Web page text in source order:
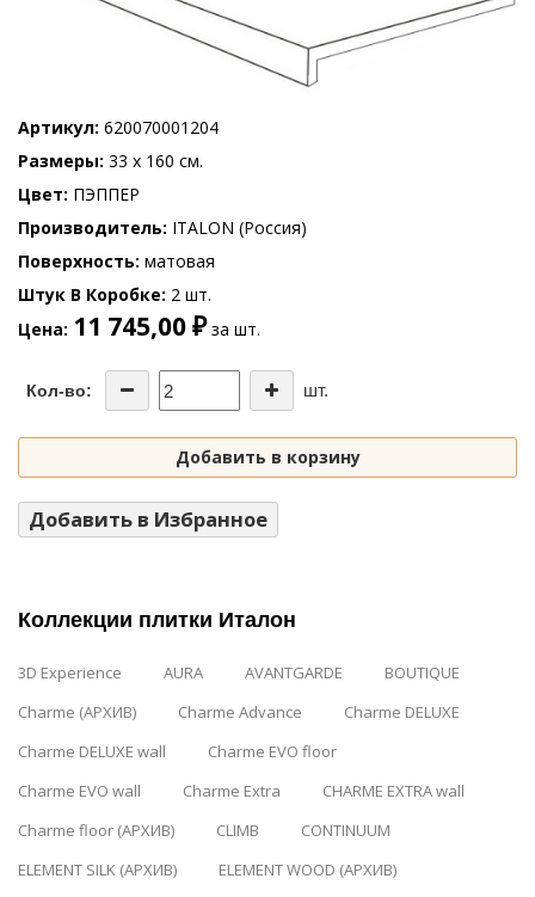
Артикул 620070001204
Размеры 33 x 160 см.
Цвет ПЭППЕР
Производитель ITALON (Россия)
Поверхность матовая
Штук В Коробке 2 шт.
Цена 11 745,00 ₽за шт.
Кол-во: шт.
Добавить в корзину
Добавить в Избранное
Коллекции плитки Италон
3D Experience AURA AVANTGARDE
BOUTIQUE
Charme (АРХИВ)
Charme Advance
Charme DELUXE
Charme DELUXE wall
Charme EVO floor
Charme EVO wall
Charme Extra
CHARME EXTRA wall
Charme floor (АРХИВ)
CLIMB
CONTINUUM
ELEMENT SILK (АРХИВ)
ELEMENT WOOD (АРХИВ)